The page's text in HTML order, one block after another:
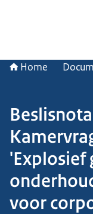
Home
'Explosief
voor